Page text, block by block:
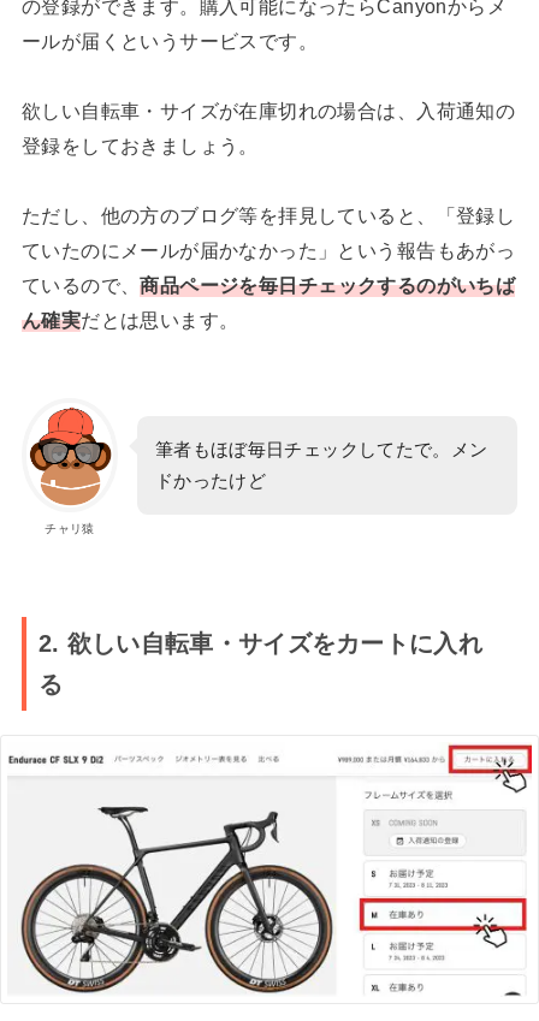
の登録ができます。購入可能になったらCanyonからメ
ールが届くというサービスです。
欲しい自転車・サイズが在庫切れの場合は、入荷通知の
登録をしておきましょう。
ただし、他の方のブログ等を拝見していると、「登録し
ていたのにメールが届かなかった」という報告もあがっ
ているので、商品ページを毎日チェックするのがいちば
ん確実だとは思います。
チャリ猿
筆者もほぼ毎日チェックしてたで。メン
ドかったけど
2. 欲しい自転車・サイズをカートに入れ
る